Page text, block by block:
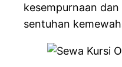
kesempurnaan
sentuhan